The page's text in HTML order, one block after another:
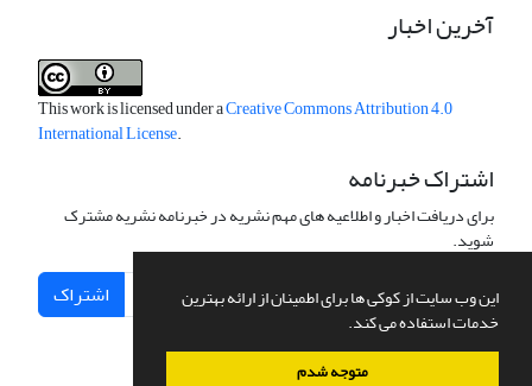
این وب سایت از کوکی ها برای اطمینان از ارائه بهترین
خدمات استفاده می کند.
متوجه شدم
آخرین اخبار
This work is licensed under aCreative Commons Attribution 4.0
International License.
اشتراک خبرنامه
برای دریافت اخبار و اطلاعیه های مهم نشریه در خبرنامه نشریه مشترک
شوید.
اشتراک